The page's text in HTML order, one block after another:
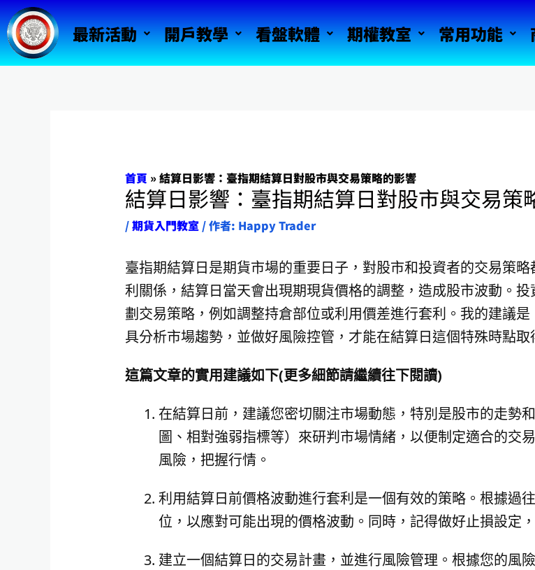
跳
至
主
最新活動 開戶教學 看盤軟體 期權教室 常用功能
首頁 » 結算日影響：臺指期結算日對股市與交易策略的影響
結算日影響：臺指期結算日對股市與交易策
/期貨入門教室/ 作者: Happy Trader
臺指期結算日是期貨市場的重要日子，對股市和投資者的交易策
利關係，結算日當天會出現期現貨價格的調整，造成股市波動。
劃交易策略，例如調整持倉部位或利用價差進行套利。我的建議
具分析市場趨勢，並做好風險控管，才能在結算日這個特殊時點取
這篇文章的實用建議如下(更多細節請繼續往下閱讀)
在結算日前，建議您密切關注市場動態，特別是股市的走勢
圖、相對強弱指標等）來研判市場情緒，以便制定適合的交
風險，把握行情。
利用結算日前價格波動進行套利是一個有效的策略。根據過
位，以應對可能出現的價格波動。同時，記得做好止損設定
建立一個結算日的交易計畫，並進行風險管理。根據您的風